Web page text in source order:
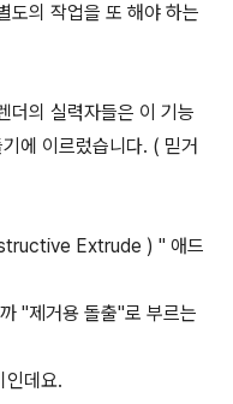
도의 작업을 또 해야 하는
더의 실력자들은 이 기능
에 이르렀습니다. ( 믿거
Extrude ) " 애드
"제거용 돌출"로 부르는
인데요.